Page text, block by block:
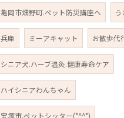
亀岡市畑野町.ペット防災講座へ う
兵庫 ミーアキャット お散歩代
シニア犬.ハーブ温灸.健康寿命ケア
ハイシニアわんちゃん
宝塚市.ペットシッター(*^^*)